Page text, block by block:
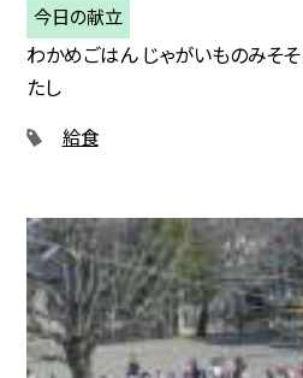
今日の献立
わかめごはん じゃがいものみそ
たし
給食